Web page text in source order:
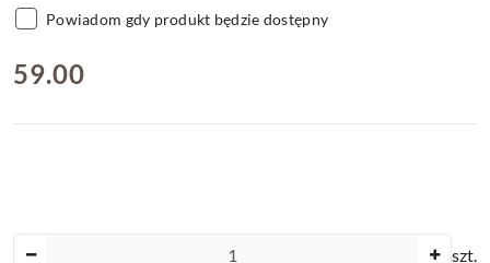
Powiadom gdy produkt będzie dostępny
cena:
59.00
szt.